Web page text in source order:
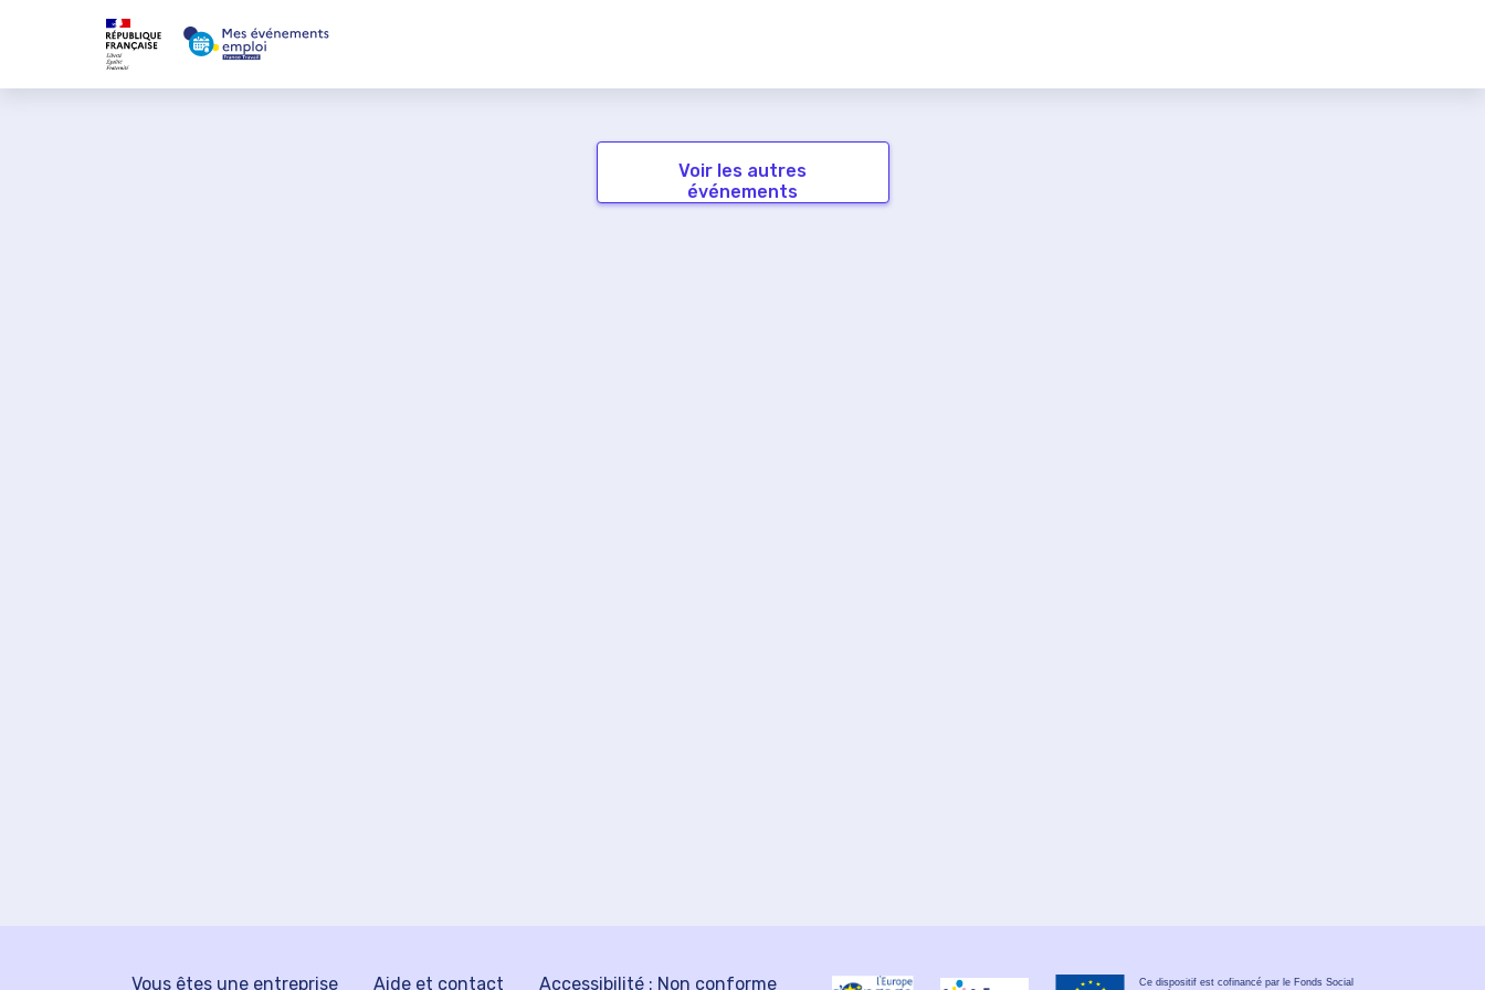
Voir les autres
événements
Vous êtes une entreprise Aide et contact Accessibilité : Non conforme
Ce dispositif est cofinancé par le Fonds Social